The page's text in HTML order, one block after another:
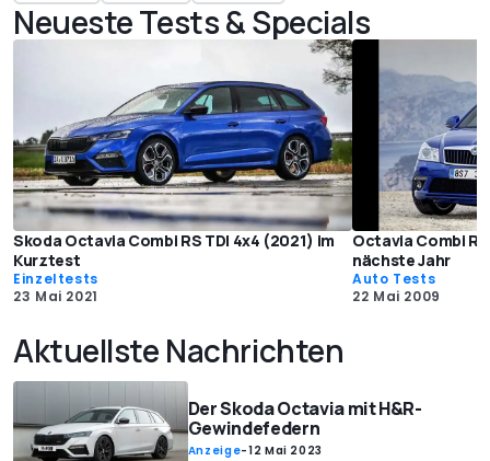
Neueste Tests & Specials
Skoda Octavia Combi RS TDI 4x4 (2021) im
Kurztest
Einzeltests
23 Mai 2021
Octavia Combi
nächste Jahr
Auto Tests
22 Mai 2009
Aktuellste Nachrichten
Der Skoda Octavia mit H&R-
Gewindefedern
Anzeige-12 Mai 2023